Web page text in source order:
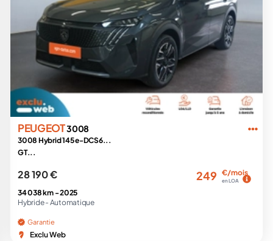
PEUGEOT3008
3008 Hybrid 145 e-DCS6...
GT...
28 190 € 249 €/mois
en LOA
34 038 km -2025
Hybride - Automatique
Garantie
Exclu Web